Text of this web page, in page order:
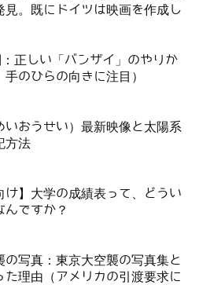
見。既にドイツは映画を作成し
正しい「バンザイ」のやりか
手のひらの向きに注目）
いおうせい）最新映像と太陽系
方法
け】大学の成績表って、どうい
んですか？
の写真：東京大空襲の写真集と
た理由（アメリカの引渡要求に